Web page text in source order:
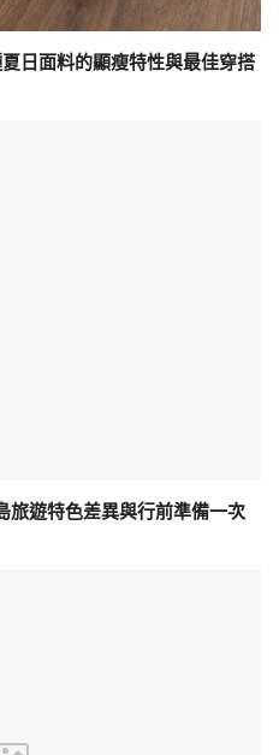
日面料的顯瘦特性與最佳穿搭
旅遊特色差異與行前準備一次